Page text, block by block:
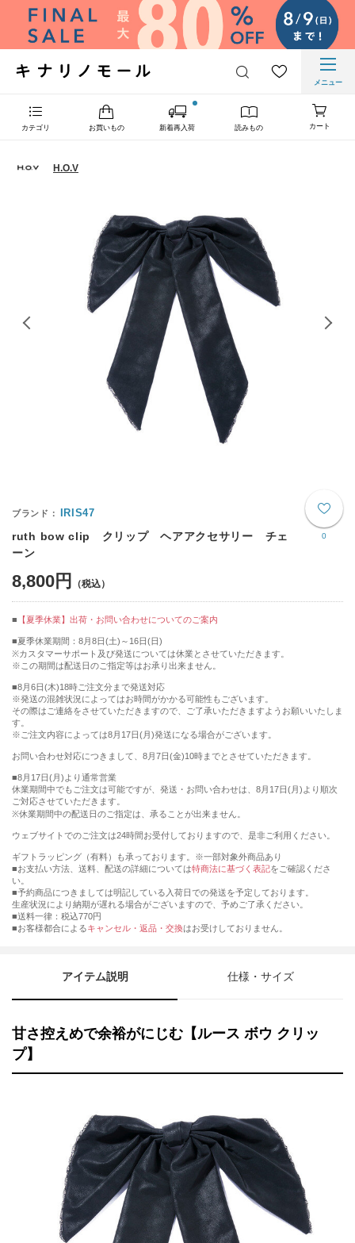
メニュー
カテゴリ お買いもの 新着再入荷 読みもの カート
H.O.V
0
IRIS47
ruth bow clip クリップ ヘアアクセサリー チェ
ーン
8,800円
【夏季休業】出荷・お問い合わせについてのご案内
■夏季休業期間：8月8日(土)～16日(日)
※カスタマーサポート及び発送については休業とさせていただきます。
※この期間は配送日のご指定等はお承り出来ません。
■8月6日(木)18時ご注文分まで発送対応
※発送の混雑状況によってはお時間がかかる可能性もございます。
その際はご連絡をさせていただきますので、ご了承いただきますようお願いいたしま
す。
※ご注文内容によっては8月17日(月)発送になる場合がございます。
お問い合わせ対応につきまして、8月7日(金)10時までとさせていただきます。
■8月17日(月)より通常営業
休業期間中でもご注文は可能ですが、発送・お問い合わせは、8月17日(月)より順次
ご対応させていただきます。
※休業期間中の配送日のご指定は、承ることが出来ません。
ウェブサイトでのご注文は24時間お受付しておりますので、是非ご利用ください。
ギフトラッピング（有料）も承っております。※一部対象外商品あり
■お支払い方法、送料、配送の詳細については特商法に基づく表記をご確認くださ
い。
■予約商品につきましては明記している入荷日での発送を予定しております。
生産状況により納期が遅れる場合がございますので、予めご了承ください。
■送料一律：税込770円
■お客様都合によるキャンセル・返品・交換はお受けしておりません。
アイテム説明 仕様・サイズ
甘さ控えめで余裕がにじむ【ルース ボウ クリッ
プ】